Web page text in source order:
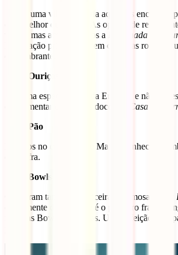
Sendo uma vila piscatória aqui vais encontrar
e da melhor qualidade. As opções de
várias, mas aconselhamos a
Esplanada das
localização privilegiada em cima das rochas e
deslumbrante.
Ouriços Doces
São uma especialidade da Ericeira, e não
experimentar os ouriços doces da
Casa da
Pão
Estamos no concelho de Mafra, conhecido
de Mafra.
Bowls
Chegaram também à Ericeira as famosas
diretamente de Bali este é o primeiro
famosas Bowls Balinesas. Uma refeição leve